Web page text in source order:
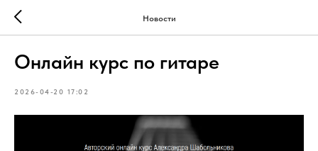
Новости
Онлайн курс по гитаре
2026-04-20 17:02